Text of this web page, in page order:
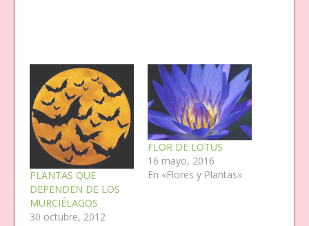
PLANTAS QUE
DEPENDEN DE LOS
MURCIÉLAGOS
30 octubre, 2012
FLOR DE LOTUS
16 mayo, 2016
En «Flores y Plantas»